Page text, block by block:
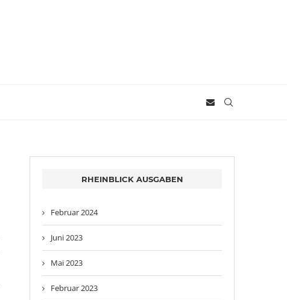
RHEINBLICK AUSGABEN
Februar 2024
Juni 2023
Mai 2023
Februar 2023